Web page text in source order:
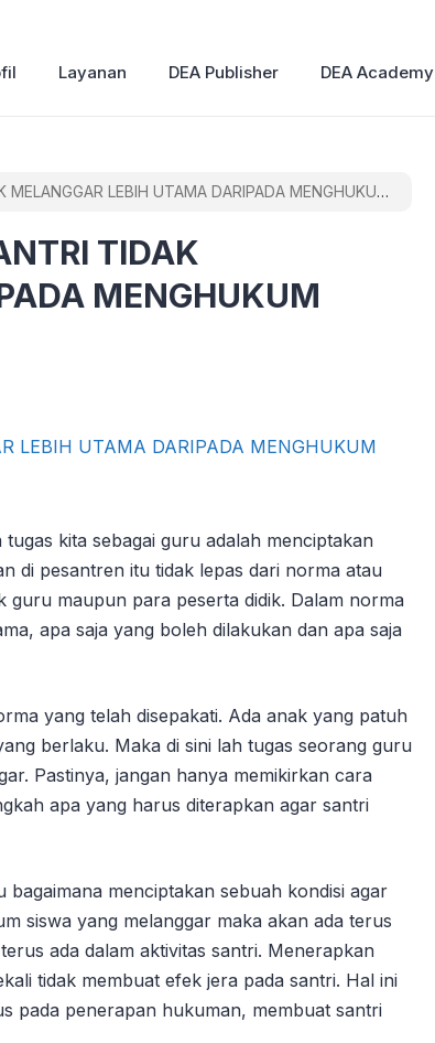
Layanan DEA Publisher DEA Academy
LEBIH UTAMA DARIPADA MENGHUKUM
TIDAK
MENGHUKUM
kita sebagai guru adalah menciptakan
di pesantren itu tidak lepas dari norma atau
guru maupun para peserta didik. Dalam norma
apa saja yang boleh dilakukan dan apa saja
yang telah disepakati. Ada anak yang patuh
berlaku. Maka di sini lah tugas seorang guru
Pastinya, jangan hanya memikirkan cara
apa yang harus diterapkan agar santri
menciptakan sebuah kondisi agar
siswa yang melanggar maka akan ada terus
ada dalam aktivitas santri. Menerapkan
tidak membuat efek jera pada santri. Hal ini
pada penerapan hukuman, membuat santri